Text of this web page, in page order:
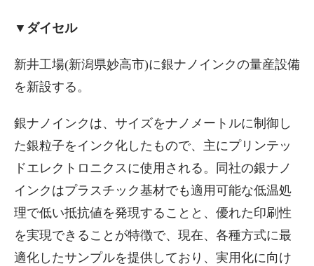
▼ダイセル
新井工場(新潟県妙高市)に銀ナノインクの量産設備
を新設する。
銀ナノインクは、サイズをナノメートルに制御し
た銀粒子をインク化したもので、主にプリンテッ
ドエレクトロニクスに使用される。同社の銀ナノ
インクはプラスチック基材でも適用可能な低温処
理で低い抵抗値を発現することと、優れた印刷性
を実現できることが特徴で、現在、各種方式に最
適化したサンプルを提供しており、実用化に向け